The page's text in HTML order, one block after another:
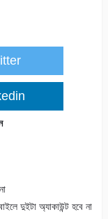
দুইটা অ্যাকাউন্ট হবে না